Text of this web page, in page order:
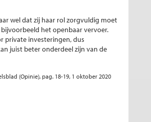
wel dat zij haar rol zorgvuldig moet
het openbaar vervoer.
private investeringen, dus
juist beter onderdeel zijn van de
(Opinie), pag. 18-19, 1 oktober 2020